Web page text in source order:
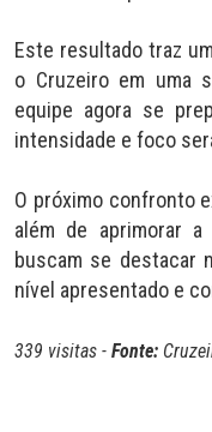
Este resultado traz
o Cruzeiro em uma
equipe agora se
intensidade e foco
O próximo confronto
além de aprimorar
buscam se destacar
nível apresentado e
339 visitas - Fonte: